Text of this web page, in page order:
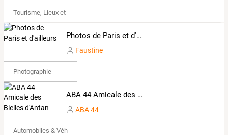
Tourisme, Lieux et Événements
Photos de Paris et d'ailleurs
Faustine
Photographie
ABA 44 Amicale des Bielles d'Antan
ABA 44
Automobiles & Véhicules